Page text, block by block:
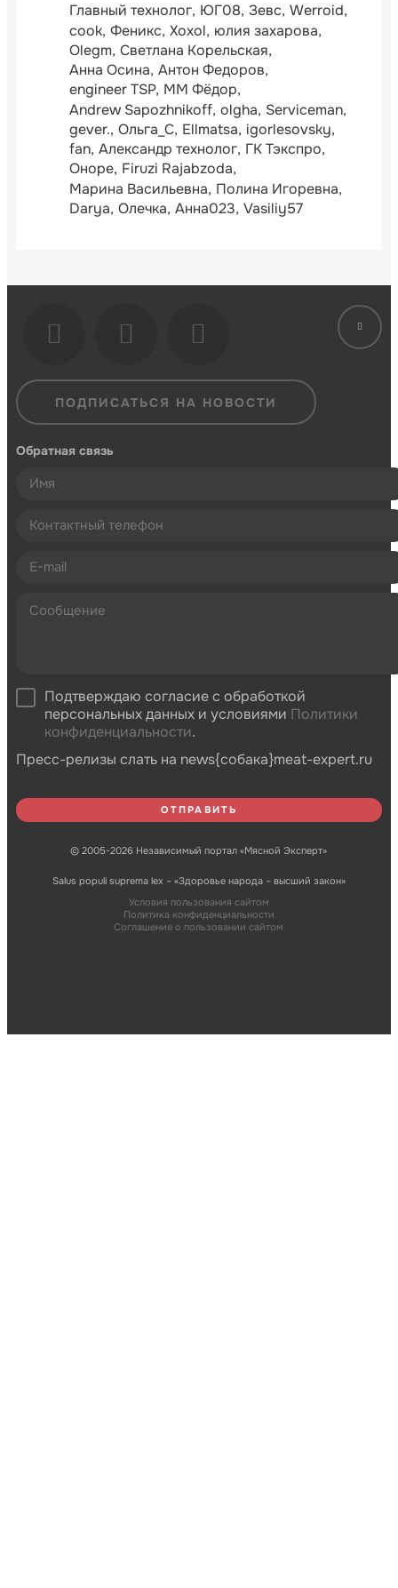
Главный технолог ЮГ08 Зевс Werroid
cook Феникс Xoxol юлия захарова
Olegm Светлана Корельская
Анна Осина Антон Федоров
engineer TSP ММ Фёдор
Andrew Sapozhnikoff olgha Serviceman
gever. Ольга_С Ellmatsa igorlesovsky
fan Александр технолог ГК Тэкспро
Оноре Firuzi Rajabzoda
Марина Васильевна Полина Игоревна
Darya Олечка Анна023 Vasiliy57
ПОДПИСАТЬСЯ НА НОВОСТИ
Обратная связь
Подтверждаю согласие с обработкой
персональных данных и условиями Политики
конфиденциальности.
Пресс-релизы слать на news{собака}meat-expert.ru
© 2005-2026 Независимый портал «Мясной Эксперт»
Salus populi suprema lex – «Здоровье народа – высший закон»
Условия пользования сайтом
Политика конфиденциальности
Соглашение о пользовании сайтом